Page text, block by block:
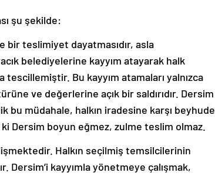
şu şekilde:
bir teslimiyet dayatmasıdır, asla
belediyelerine kayyım atayarak halk
Bu kayyım atamaları yalnızca
ve değerlerine açık bir saldırıdır. Dersim
müdahale, halkın iradesine karşı beyhude
Dersim boyun eğmez, zulme teslim olmaz.
Halkın seçilmiş temsilcilerinin
Dersim’i kayyımla yönetmeye çalışmak,